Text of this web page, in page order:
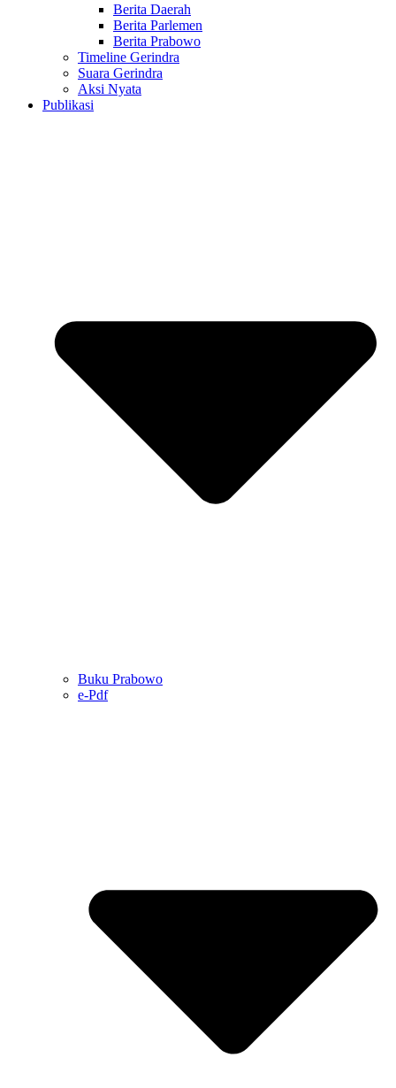
Berita Daerah
Berita Parlemen
Berita Prabowo
Timeline Gerindra
Suara Gerindra
Aksi Nyata
Publikasi
Buku Prabowo
e-Pdf